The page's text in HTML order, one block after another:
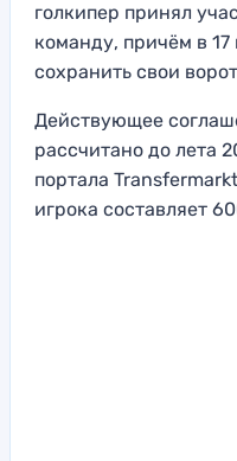
голкипер принял
команду, причём в
сохранить свои
Действующее
рассчитано до лета
портала
игрока составляет